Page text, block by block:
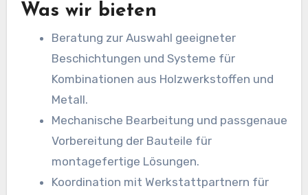
Was wir bieten
Beratung zur Auswahl geeigneter
Beschichtungen und Systeme für
Kombinationen aus Holzwerkstoffen und
Metall.
Mechanische Bearbeitung und passgenaue
Vorbereitung der Bauteile für
montagefertige Lösungen.
Koordination mit Werkstattpartnern für